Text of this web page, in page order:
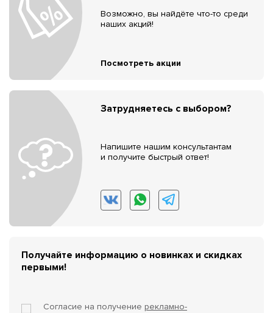
Возможно, вы найдёте что-то среди
наших акций!
Посмотреть акции
Затрудняетесь с выбором?
Напишите нашим консультантам
и получите быстрый ответ!
Получайте информацию о новинках и скидках
первыми!
Согласие на получение рекламно-